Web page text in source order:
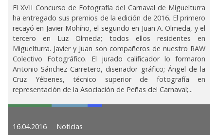
El XVII Concurso de Fotografía del Carnaval de Miguelturra
ha entregado sus premios de la edición de 2016. El primero
recayó en Javier Mohíno, el segundo en Juan A. Olmeda, y el
tercero en Luz Olmeda; todos ellos residentes en
Miguelturra. Javier y Juan son compañeros de nuestro RAW
Colectivo Fotográfico. El jurado calificador lo formaron
Antonio Sánchez Carretero, diseñador gráfico; Ángel de la
Cruz Yébenes, técnico superior de fotografía en
representación de la Asociación de Peñas del Carnaval;...
16.04.2016 Noticias